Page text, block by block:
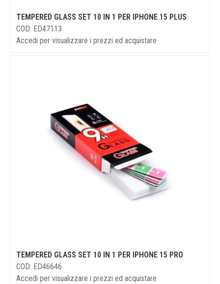
TEMPERED GLASS SET 10 IN 1 PER IPHONE 15 PLUS
COD: ED47113
Accedi per visualizzare i prezzi ed acquistare
TEMPERED GLASS SET 10 IN 1 PER IPHONE 15 PRO
COD: ED46646
Accedi per visualizzare i prezzi ed acquistare